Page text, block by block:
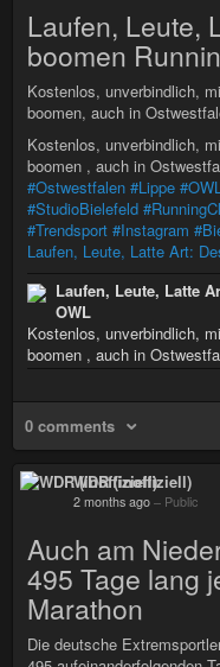
Laufen, Leute,
boomen
Kostenlos, unverbindlich,
boomen, auch in
Kostenlos, unverbindlich,
boomen , auch in
#Ostwestfalen #Lippe
#StudioBielefeld
#Trendsport #Instagram
Laufen, Leute, Latte Art:
Laufen, Leute, Latte
OWL
Kostenlos, unverbindlich,
boomen , auch in
0 comments
WDR (inoffiziell)
2 months ago – Public
Auch am
495 Tage lang
Marathon
Die deutsche